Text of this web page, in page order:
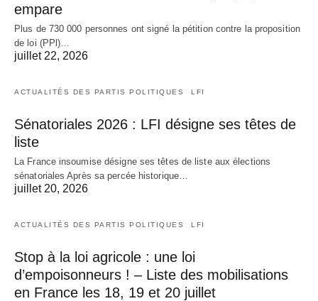
empare
Plus de 730 000 personnes ont signé la pétition contre la proposition
de loi (PPl)…
juillet 22, 2026
ACTUALITÉS DES PARTIS POLITIQUES LFI
Sénatoriales 2026 : LFI désigne ses têtes de
liste
La France insoumise désigne ses têtes de liste aux élections
sénatoriales Après sa percée historique…
juillet 20, 2026
ACTUALITÉS DES PARTIS POLITIQUES LFI
Stop à la loi agricole : une loi
d’empoisonneurs ! – Liste des mobilisations
en France les 18, 19 et 20 juillet